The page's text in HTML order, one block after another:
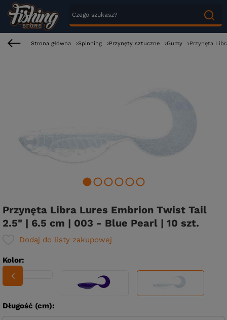
Strona główna Spinning Przynęty sztuczne Gumy Przynęta
Przynęta Libra Lures Embrion Twist Tail
2.5" | 6.5 cm | 003 - Blue Pearl | 10 szt.
Dodaj do listy zakupowej
Kolor
Długość (cm)